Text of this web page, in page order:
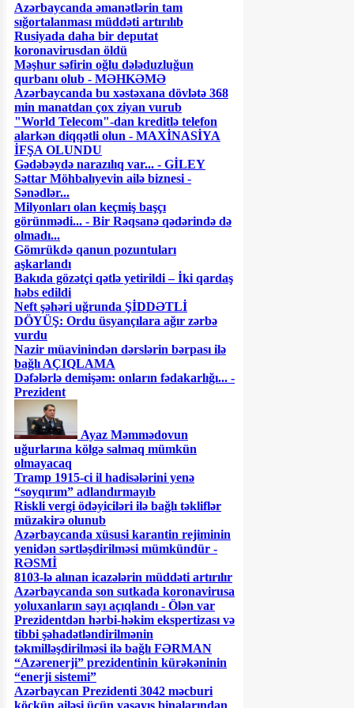
Azərbaycanda əmanətlərin tam
sığortalanması müddəti artırılıb
Rusiyada daha bir deputat
koronavirusdan öldü
Məşhur səfirin oğlu dələduzluğun
qurbanı olub - MƏHKƏMƏ
Azərbaycanda bu xəstəxana dövlətə 368
min manatdan çox ziyan vurub
"World Telecom"-dan kreditlə telefon
alarkən diqqətli olun - MAXİNASİYA
İFŞA OLUNDU
Gədəbəydə narazılıq var... - GİLEY
Səttar Möhbalıyevin ailə biznesi -
Sənədlər...
Milyonları olan keçmiş başçı
görünmədi... - Bir Rəqsanə qədərində də
olmadı...
Gömrükdə qanun pozuntuları
aşkarlandı
Bakıda gözətçi qətlə yetirildi – İki qardaş
həbs edildi
Neft şəhəri uğrunda ŞİDDƏTLİ
DÖYÜŞ: Ordu üsyançılara ağır zərbə
vurdu
Nazir müavinindən dərslərin bərpası ilə
bağlı AÇIQLAMA
Dəfələrlə demişəm: onların fədakarlığı... -
Prezident
Ayaz Məmmədovun
uğurlarına kölgə salmaq mümkün
olmayacaq
Tramp 1915-ci il hadisələrini yenə
“soyqırım” adlandırmayıb
Riskli vergi ödəyiciləri ilə bağlı təkliflər
müzakirə olunub
Azərbaycanda xüsusi karantin rejiminin
yenidən sərtləşdirilməsi mümkündür -
RƏSMİ
8103-lə alınan icazələrin müddəti artırılır
Azərbaycanda son sutkada koronavirusa
yoluxanların sayı açıqlandı - Ölən var
Prezidentdən hərbi-həkim ekspertizası və
tibbi şəhadətləndirilmənin
təkmilləşdirilməsi ilə bağlı FƏRMAN
“Azərenerji” prezidentinin kürəkəninin
“enerji sistemi”
Azərbaycan Prezidenti 3042 məcburi
köçkün ailəsi üçün yaşayış binalarından